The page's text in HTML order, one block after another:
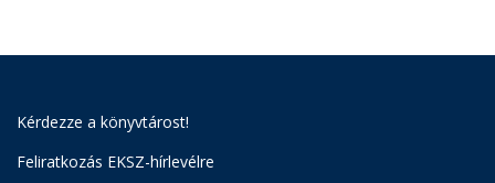
Kérdezze a könyvtárost!
Feliratkozás EKSZ-hírlevélre